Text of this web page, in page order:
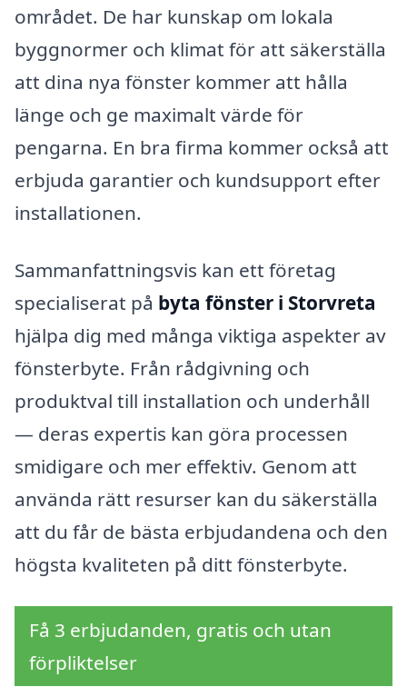
området. De har kunskap om lokala
byggnormer och klimat för att säkerställa
att dina nya fönster kommer att hålla
länge och ge maximalt värde för
pengarna. En bra firma kommer också att
erbjuda garantier och kundsupport efter
installationen.
Sammanfattningsvis kan ett företag
specialiserat på byta fönster i Storvreta
hjälpa dig med många viktiga aspekter av
fönsterbyte. Från rådgivning och
produktval till installation och underhåll
— deras expertis kan göra processen
smidigare och mer effektiv. Genom att
använda rätt resurser kan du säkerställa
att du får de bästa erbjudandena och den
högsta kvaliteten på ditt fönsterbyte.
Få 3 erbjudanden, gratis och utan
förpliktelser